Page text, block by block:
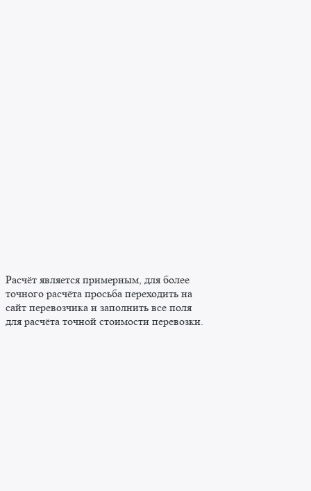
Расчёт является примерным, для более
точного расчёта просьба переходить на
сайт перевозчика и заполнить все поля
для расчёта точной стоимости перевозки.